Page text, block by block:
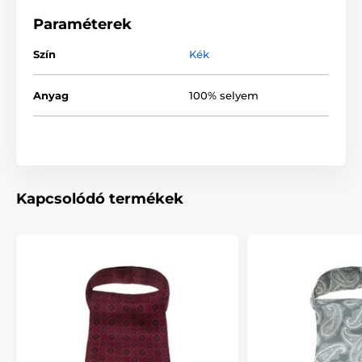
Paraméterek
Szín Kék
Anyag 100% selyem
Kapcsolódó termékek